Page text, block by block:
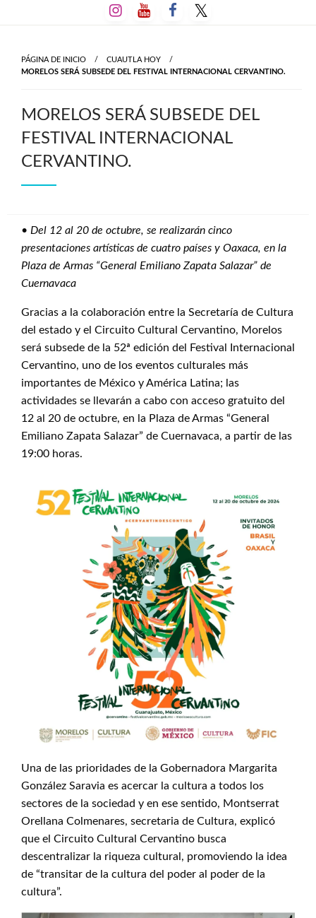
al
PÁGINA DE INICIO
CUAUTLA HOY
MORELOS SERÁ SUBSEDE DEL FESTIVAL INTERNACIONAL CERVANTINO.
MORELOS SERÁ SUBSEDE DEL
FESTIVAL INTERNACIONAL
CERVANTINO.
• Del 12 al 20 de octubre, se realizarán cinco
presentaciones artísticas de cuatro países y Oaxaca, en la
Plaza de Armas “General Emiliano Zapata Salazar” de
Cuernavaca
Gracias a la colaboración entre la Secretaría de Cultura
del estado y el Circuito Cultural Cervantino, Morelos
será subsede de la 52ª edición del Festival Internacional
Cervantino, uno de los eventos culturales más
importantes de México y América Latina; las
actividades se llevarán a cabo con acceso gratuito del
12 al 20 de octubre, en la Plaza de Armas “General
Emiliano Zapata Salazar” de Cuernavaca, a partir de las
19:00 horas.
Una de las prioridades de la Gobernadora Margarita
González Saravia es acercar la cultura a todos los
sectores de la sociedad y en ese sentido, Montserrat
Orellana Colmenares, secretaria de Cultura, explicó
que el Circuito Cultural Cervantino busca
descentralizar la riqueza cultural, promoviendo la idea
de “transitar de la cultura del poder al poder de la
cultura”.